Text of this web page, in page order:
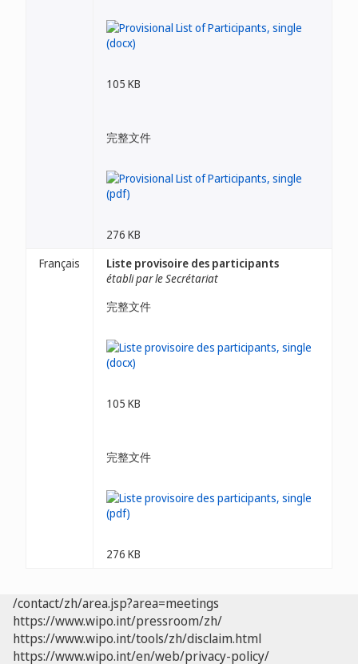
105 KB
完整文件
276 KB
Français
Liste provisoire des participants
établi par le Secrétariat
完整文件
105 KB
完整文件
276 KB
/contact/zh/area.jsp?area=meetings
https://www.wipo.int/pressroom/zh/
https://www.wipo.int/tools/zh/disclaim.html
https://www.wipo.int/en/web/privacy-policy/